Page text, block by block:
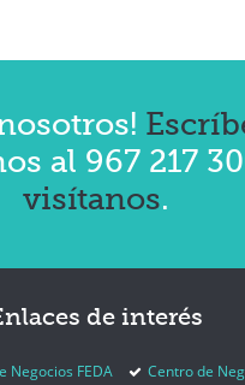
al 967 217
visítanos.
de interés
Negocios FEDA
Centro de